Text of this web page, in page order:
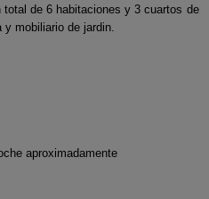
de 6 habitaciones y 3 cuartos de
y mobiliario de jardin.
aproximadamente